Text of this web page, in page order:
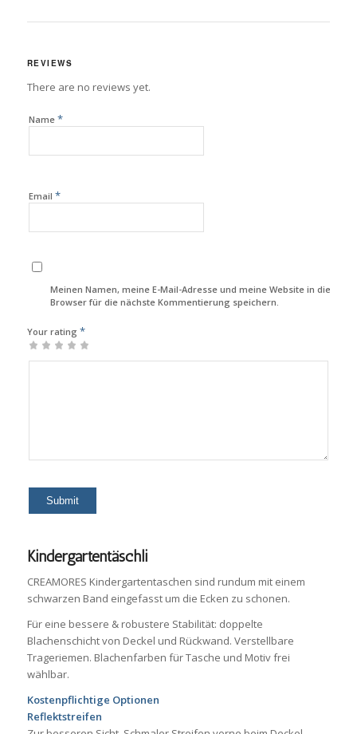
REVIEWS
There are no reviews yet.
Name *
Email *
Meinen Namen, meine E-Mail-Adresse und meine Website in diesem
Browser für die nächste Kommentierung speichern.
Your rating *
1
2
3
4
5
Kindergartentäschli
CREAMORES Kindergartentaschen sind rundum mit einem
schwarzen Band eingefasst um die Ecken zu schonen.
Für eine bessere & robustere Stabilität: doppelte
Blachenschicht von Deckel und Rückwand. Verstellbare
Trageriemen. Blachenfarben für Tasche und Motiv frei
wählbar.
Kostenpflichtige Optionen
Reflektstreifen